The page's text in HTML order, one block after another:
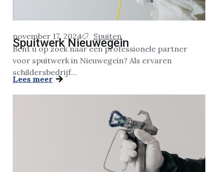
november 17, 2024 Spuiten
Spuitwerk Nieuwegein
Bent u op zoek naar een professionele partner
voor spuitwerk in Nieuwegein? Als ervaren
schildersbedrijf...
Lees meer